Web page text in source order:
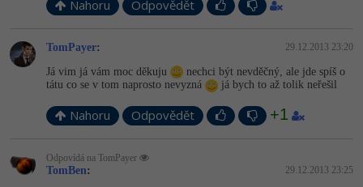
Nahoru Odpovědět
TomPayer: 29.12.2013 23:20
Já vim já vám moc děkuju
nechci být nevděčný, ale jde spíš o
tátu co se v tom naprosto nevyzná
já bych to až tolik neřešil
Nahoru Odpovědět +1
Odpovídá na TomPayer
TomBen: 29.12.2013 23:25